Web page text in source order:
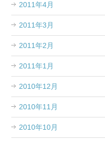
2011年4月
2011年3月
2011年2月
2011年1月
2010年12月
2010年11月
2010年10月